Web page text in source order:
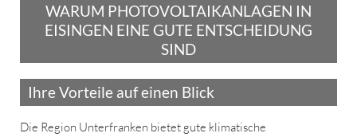
WARUM PHOTOVOLTAIKANLAGEN IN
EISINGEN EINE GUTE ENTSCHEIDUNG
SIND
Ihre Vorteile auf einen Blick
Die Region Unterfranken bietet gute klimatische